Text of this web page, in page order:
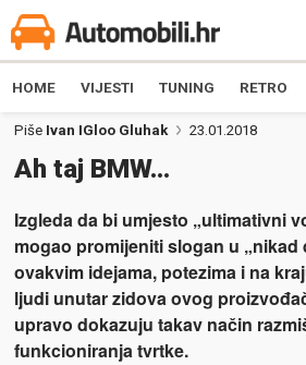
HOME VIJESTI TUNING RETRO
Piše Ivan IGloo Gluhak 23.01.2018
Ah taj BMW…
Izgleda da bi umjesto „ultimativni
mogao promijeniti slogan u „nikad
ovakvim idejama, potezima i na
ljudi unutar zidova ovog
upravo dokazuju takav način
funkcioniranja tvrtke.